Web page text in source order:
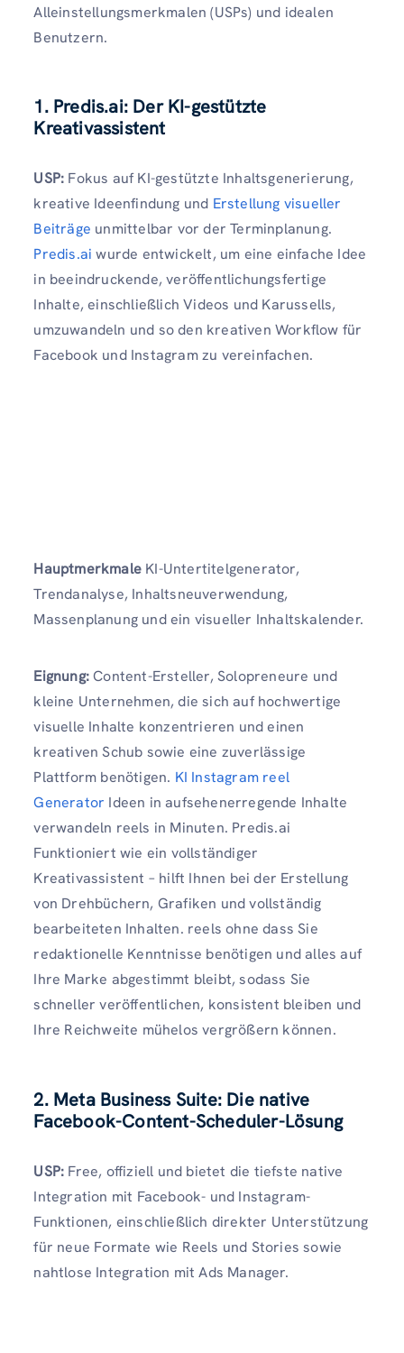
Alleinstellungsmerkmalen (USPs) und idealen
Benutzern.
1. Predis.ai: Der KI-gestützte
Kreativassistent
USP: Fokus auf KI-gestützte Inhaltsgenerierung,
kreative Ideenfindung und Erstellung visueller
Beiträge unmittelbar vor der Terminplanung.
Predis.aiwurde entwickelt, um eine einfache Idee
in beeindruckende, veröffentlichungsfertige
Inhalte, einschließlich Videos und Karussells,
umzuwandeln und so den kreativen Workflow für
Facebook und Instagram zu vereinfachen.
Hauptmerkmale KI-Untertitelgenerator,
Trendanalyse, Inhaltsneuverwendung,
Massenplanung und ein visueller Inhaltskalender.
Eignung:Content-Ersteller, Solopreneure und
kleine Unternehmen, die sich auf hochwertige
visuelle Inhalte konzentrieren und einen
kreativen Schub sowie eine zuverlässige
Plattform benötigen. KI Instagram reel
Generator Ideen in aufsehenerregende Inhalte
verwandeln reels in Minuten. Predis.ai
Funktioniert wie ein vollständiger
Kreativassistent – ​​hilft Ihnen bei der Erstellung
von Drehbüchern, Grafiken und vollständig
bearbeiteten Inhalten. reels ohne dass Sie
redaktionelle Kenntnisse benötigen und alles auf
Ihre Marke abgestimmt bleibt, sodass Sie
schneller veröffentlichen, konsistent bleiben und
Ihre Reichweite mühelos vergrößern können.
2. Meta Business Suite: Die native
Facebook-Content-Scheduler-Lösung
USP: Free, offiziell und bietet die tiefste native
Integration mit Facebook- und Instagram-
Funktionen, einschließlich direkter Unterstützung
für neue Formate wie Reels und Stories sowie
nahtlose Integration mit Ads Manager.